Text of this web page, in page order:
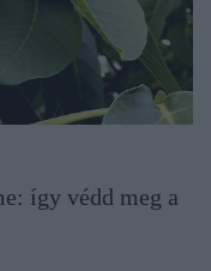
így védd meg a